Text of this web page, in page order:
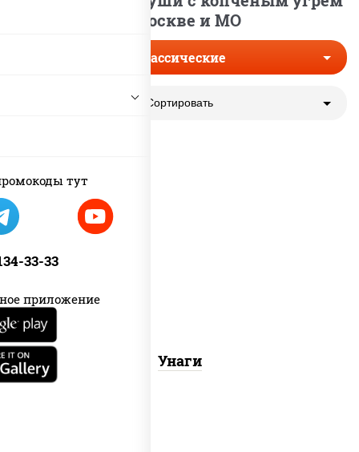
тут
33-33
приложение
в Москве и МО
Классические
Сортировать
соус "унаги", рис, нори, угорь
Унаги